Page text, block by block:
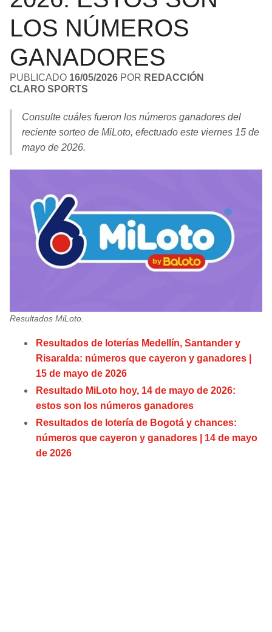
LIGA DE EXPANSIÓN MX
LEAGUES CUP
UEFA EUROPA LEAGUE
UEFA CONFERENCE LEAGUE
MLS
COPA LIBERTADORES
COPA SUDAMERICANA
LIGA BETPLAY
OTRAS LIGAS
RAIDERS
CHARGERS
RAVENS
TEXANS
COLTS
TITANS
COWBOYS
GIANTS
EAGLES
COMMANDERS
CAVALIERS
PISTONS
PACERS
HEAT
MAGIC
WARRIORS
CLIPPERS
LAKERS
SUNS
KINGS
LOS NÚMEROS
GANADORES
PUBLICADO 16/05/2026 POR REDACCIÓN
CLARO SPORTS
Consulte cuáles fueron los números ganadores del
reciente sorteo de MiLoto, efectuado este viernes 15 de
mayo de 2026.
Resultados MiLoto.
Resultados de loterías Medellín, Santander y
Risaralda: números que cayeron y ganadores |
15 de mayo de 2026
Resultado MiLoto hoy, 14 de mayo de 2026:
estos son los números ganadores
Resultados de lotería de Bogotá y chances:
números que cayeron y ganadores | 14 de mayo
de 2026